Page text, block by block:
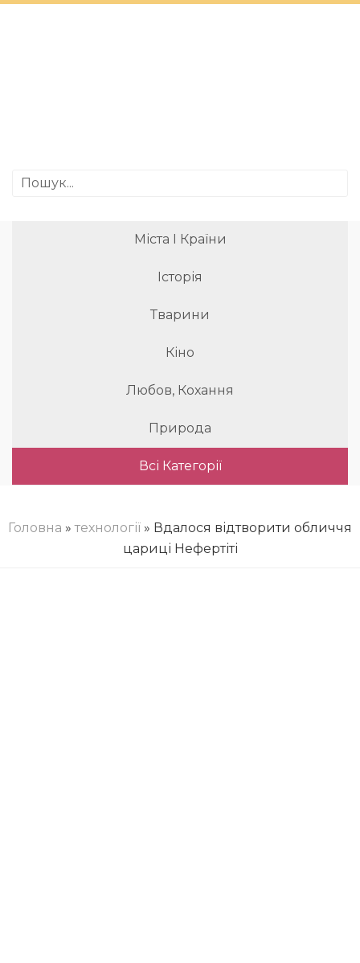
Міста І Країни
Історія
Тварини
Кіно
Любов, Кохання
Природа
Всі Категорії
Головна »технології » Вдалося відтворити обличчя
цариці Нефертіті